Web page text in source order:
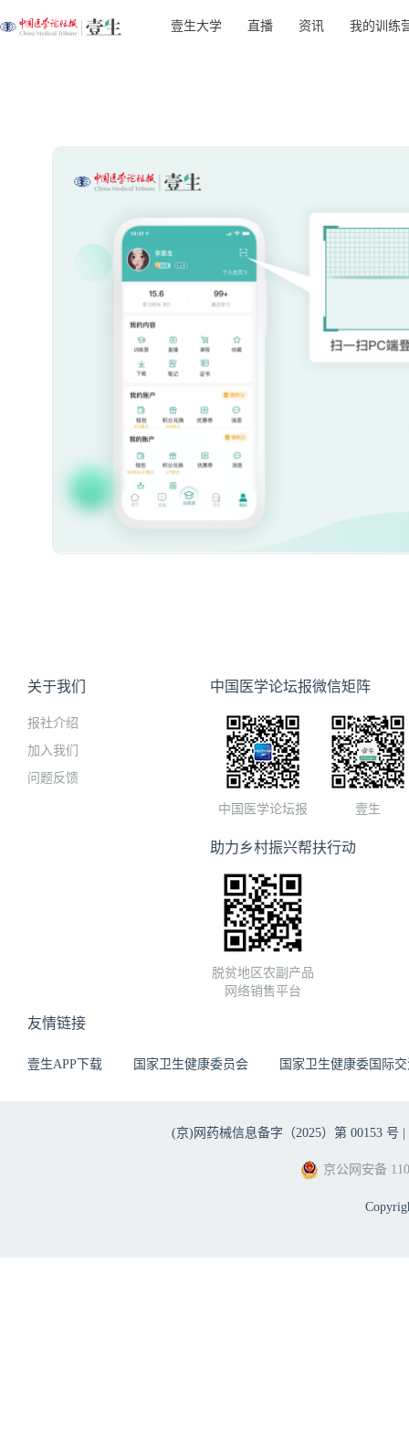
壹生大学 直播 资讯 我的训练
关于我们
报社介绍
加入我们
问题反馈
中国医学论坛报微信矩阵
中国医学论坛报 壹生
助力乡村振兴帮扶行动
脱贫地区农副产品
网络销售平台
友情链接
壹生APP下载 国家卫生健康委员会 国家卫生健康委国际
(京)网药械信息备字（2025）第 00153 号 |
京公网安备